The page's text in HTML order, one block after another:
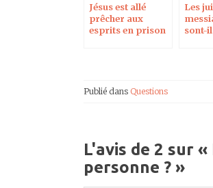
Jésus est allé
prêcher aux
esprits en prison
Les
sont-
Publié dans Questions
L'avis de 2 sur «
personne ? »